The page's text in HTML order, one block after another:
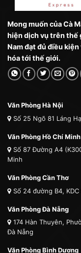
Mong muốn của Cà
hiện dịch vụ trên thế
Nam đạt đủ điều
hóa tới thế giới.
Văn Phòng Hà Nội
Số 25 Ngõ 81 Láng
Văn Phòng Hồ Chí Minh
Số 87 Đường A4
Minh
Văn Phòng Cần Thơ
Số 24 đường B4,
Văn Phòng Đà Nẵng
174 Hàn Thuyên,
Đà Nẵng
Văn Phòng Bình Dương